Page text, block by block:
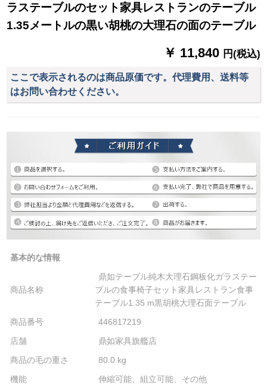
ラステーブルのセット家具レストランのテーブル
1.35メートルの黒い胡桃の大理石の面のテーブル
￥ 11,840 円(税込)
ここで表示されるのは商品原価です。代理費用、送料等
はお問い合わせください。
基本的な情報
商品名称
鼎如テーブル純木大理石鋼板化ガラステー
ブルの食事椅子セット家具レストラン食事
テーブル1.35 m黒胡桃大理石面テーブル
商品番号
446817219
店舗
鼎如家具旗艦店
商品の毛の重さ
80.0 kg
機能
伸縮可能、組立可能、その他